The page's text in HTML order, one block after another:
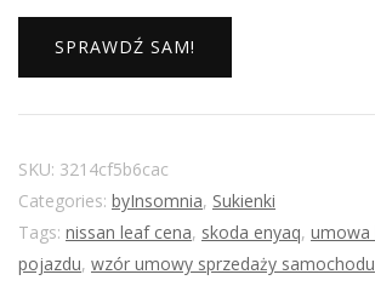
SPRAWDŹ SAM!
SKU: 3214cf5b6cac
Categories: byInsomnia, Sukienki
Tags: nissan leaf cena, skoda enyaq, umowa
pojazdu, wzór umowy sprzedaży samochodu